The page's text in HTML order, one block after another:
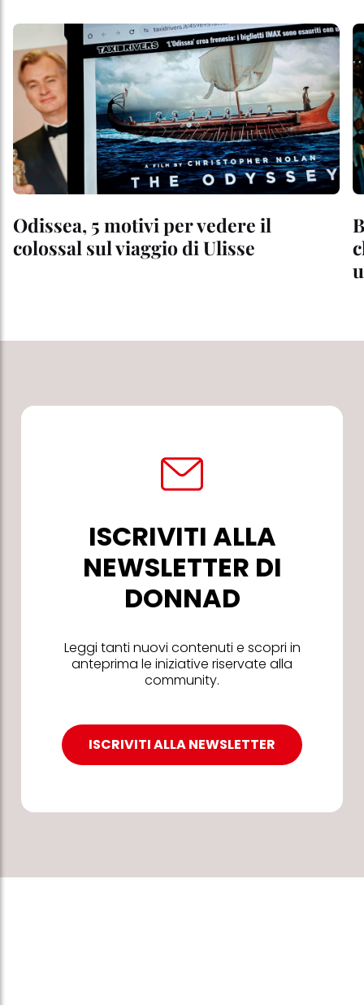
Odissea, 5 motivi per vedere il
colossal sul viaggio di Ulisse
ISCRIVITI ALLA
NEWSLETTER DI
DONNAD
Leggi tanti nuovi contenuti e scopri in
anteprima le iniziative riservate alla
community.
ISCRIVITI ALLA NEWSLETTER